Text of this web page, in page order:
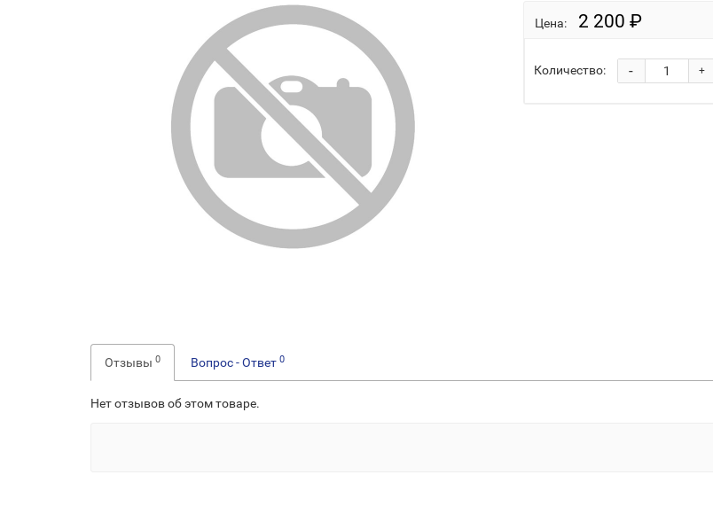
Цена: 2 200 ₽
Количество: +
-
Отзывы 0 Вопрос - Ответ 0
Нет отзывов об этом товаре.